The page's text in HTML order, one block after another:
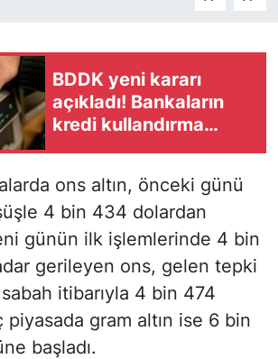
BDDK yeni kararı
açıkladı! Bankaların
kredi kullandırma
ons altın, önceki günü
4 bin 434 dolardan
günün ilk işlemlerinde 4 bin
gerileyen ons, gelen tepki
sabah itibarıyla 4 bin 474
piyasada gram altın ise 6 bin
başladı.